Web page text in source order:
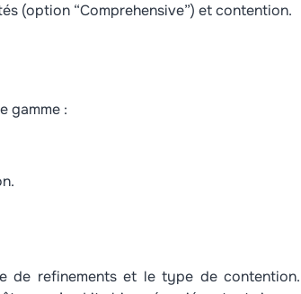
(option “Comprehensive”) et contention.
gamme :
de refinements et le type de contention.